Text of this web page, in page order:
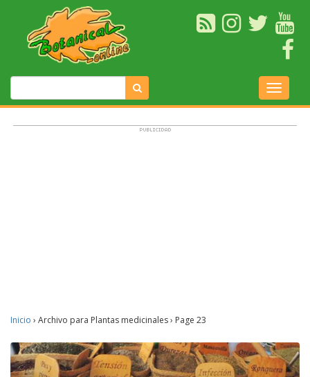
Inicio › Archivo para Plantas medicinales› Page 23